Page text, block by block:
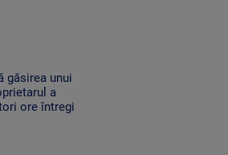
găsirea unui
a
ore întregi